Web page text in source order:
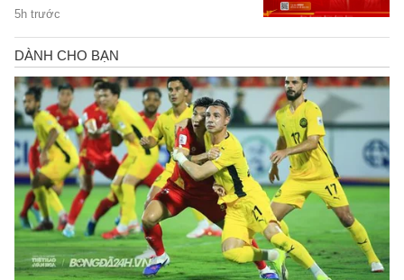
5h trước
(VFF) đã chính thức thông báo về việc
trên sân nhà của đội tuyển Việt Nam.